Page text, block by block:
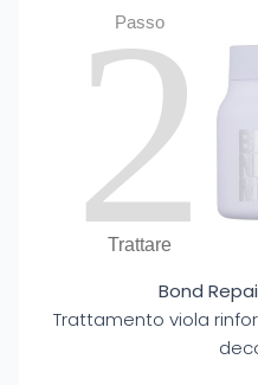
Passo
2
Trattare
Bond
Trattamento viola